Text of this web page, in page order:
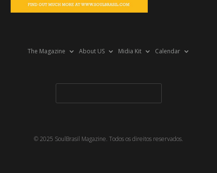
The Magazine About US Midia Kit Calendar
© 2025 SoulBrasil Magazine. Todos os direitos reservados.